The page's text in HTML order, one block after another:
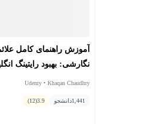
آموزش راهنمای کامل
نگارشی: بهبود رایتینگ
Udemy • Khaqan Chaudhry
1,441دانشجو 3.9
(12)